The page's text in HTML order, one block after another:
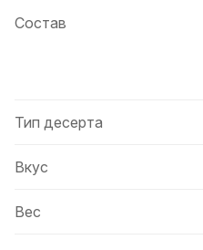
Состав
Тип десерта
Вкус
Вес